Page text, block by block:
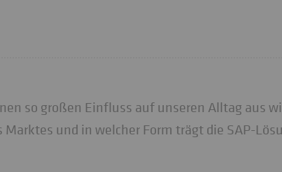
so großen Einfluss auf unseren Alltag aus
Marktes und in welcher Form trägt die SAP-